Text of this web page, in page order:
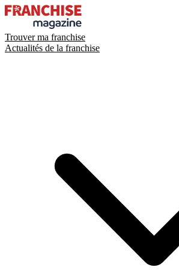
Trouver ma franchise
Actualités de la franchise